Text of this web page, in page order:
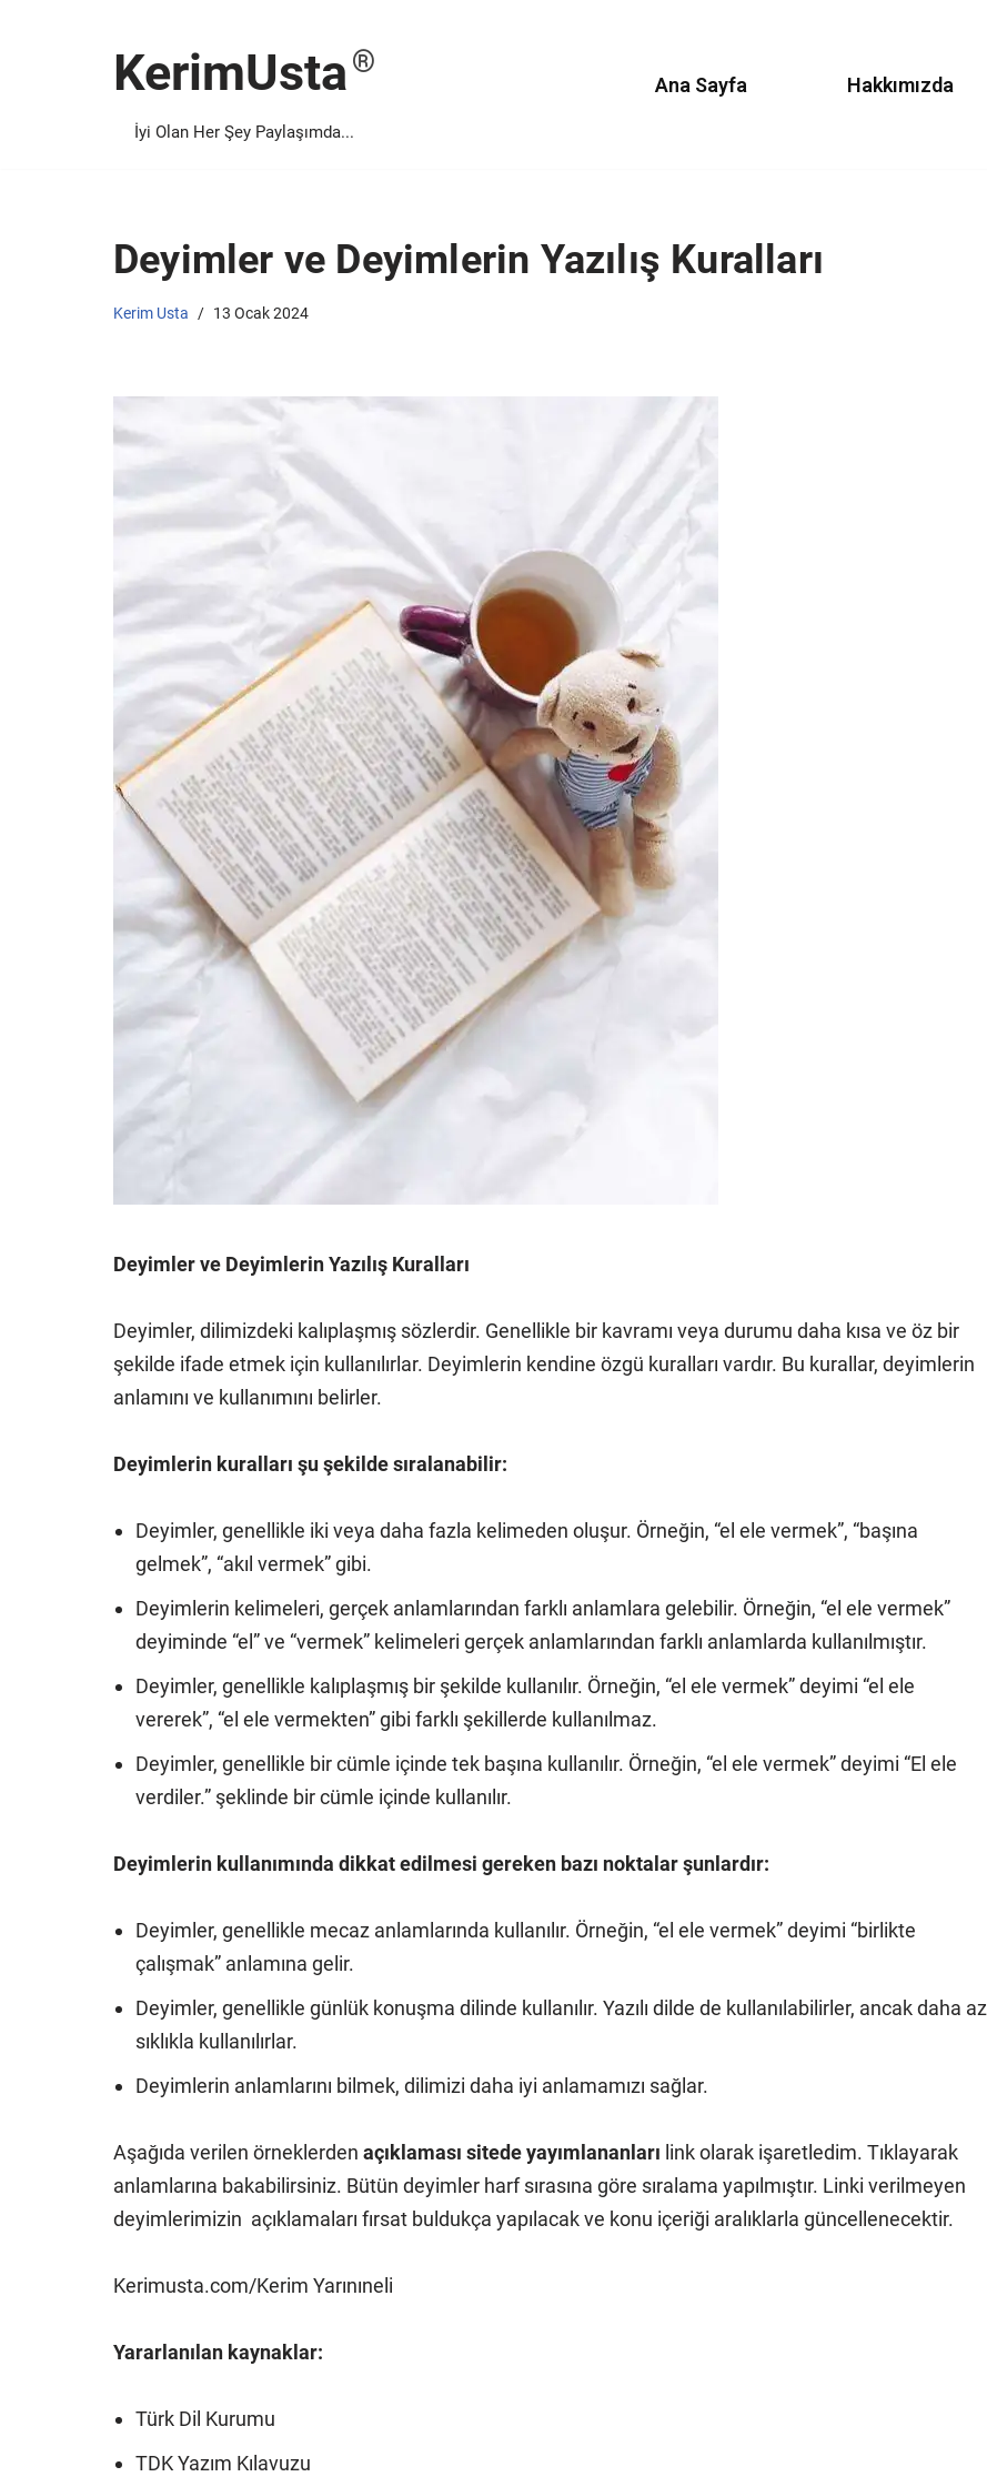
KerimUsta
İyi Olan Her Şey Paylaşımda...
Ana Sayfa Hakkımızda
Deyimler ve Deyimlerin Yazılış Kuralları
Kerim Usta 13 Ocak 2024
Deyimler ve Deyimlerin Yazılış Kuralları
Deyimler, dilimizdeki kalıplaşmış sözlerdir. Genellikle bir kavramı veya durumu daha kısa ve öz bir
şekilde ifade etmek için kullanılırlar. Deyimlerin kendine özgü kuralları vardır. Bu kurallar, deyimlerin
anlamını ve kullanımını belirler.
Deyimlerin kuralları şu şekilde sıralanabilir:
Deyimler, genellikle iki veya daha fazla kelimeden oluşur. Örneğin, “el ele vermek”, “başına
gelmek”, “akıl vermek” gibi.
Deyimlerin kelimeleri, gerçek anlamlarından farklı anlamlara gelebilir. Örneğin, “el ele vermek”
deyiminde “el” ve “vermek” kelimeleri gerçek anlamlarından farklı anlamlarda kullanılmıştır.
Deyimler, genellikle kalıplaşmış bir şekilde kullanılır. Örneğin, “el ele vermek” deyimi “el ele
vererek”, “el ele vermekten” gibi farklı şekillerde kullanılmaz.
Deyimler, genellikle bir cümle içinde tek başına kullanılır. Örneğin, “el ele vermek” deyimi “El ele
verdiler.” şeklinde bir cümle içinde kullanılır.
Deyimlerin kullanımında dikkat edilmesi gereken bazı noktalar şunlardır:
Deyimler, genellikle mecaz anlamlarında kullanılır. Örneğin, “el ele vermek” deyimi “birlikte
çalışmak” anlamına gelir.
Deyimler, genellikle günlük konuşma dilinde kullanılır. Yazılı dilde de kullanılabilirler, ancak daha az
sıklıkla kullanılırlar.
Deyimlerin anlamlarını bilmek, dilimizi daha iyi anlamamızı sağlar.
Aşağıda verilen örneklerden açıklaması sitede yayımlananları link olarak işaretledim. Tıklayarak
anlamlarına bakabilirsiniz. Bütün deyimler harf sırasına göre sıralama yapılmıştır. Linki verilmeyen
deyimlerimizin açıklamaları fırsat buldukça yapılacak ve konu içeriği aralıklarla güncellenecektir.
Kerimusta.com/Kerim Yarınıneli
Yararlanılan kaynaklar:
Türk Dil Kurumu
TDK Yazım Kılavuzu